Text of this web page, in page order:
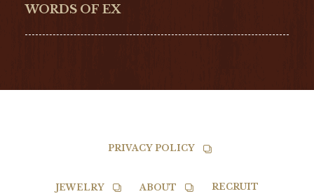
NORQAIN
TISSOT
WORDS OF EX
PRIVACY POLICY
JEWELRY ABOUT RECRUIT